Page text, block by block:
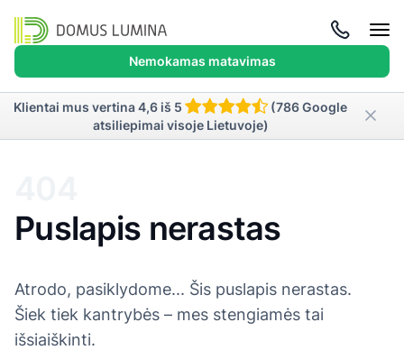
Nemokamas matavimas
Klientai mus vertina 4,6 iš 5
(786 Google
atsiliepimai visoje Lietuvoje)
Puslapis nerastas
Atrodo, pasiklydome... Šis puslapis nerastas.
Šiek tiek kantrybės – mes stengiamės tai
išsiaiškinti.